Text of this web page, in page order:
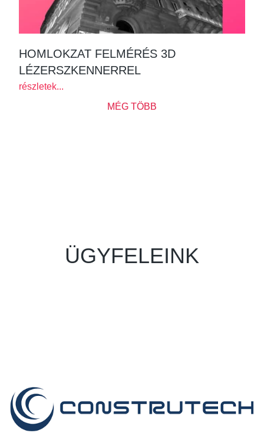
HOMLOKZAT FELMÉRÉS 3D
LÉZERSZKENNERREL
részletek...
MÉG TÖBB
ÜGYFELEINK